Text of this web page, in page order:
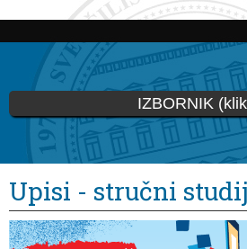
Skoči
glavni
sadržaj
IZBORNIK
Vi ste ovdje
Upisi - stručni